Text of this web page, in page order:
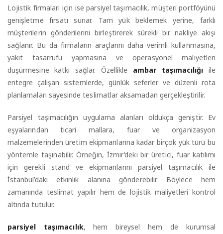
Lojistik firmaları için ise parsiyel taşımacılık, müşteri portföyünü
genişletme fırsatı sunar. Tam yük beklemek yerine, farklı
müşterilerin gönderilerini birleştirerek sürekli bir nakliye akışı
sağlanır. Bu da firmaların araçlarını daha verimli kullanmasına,
yakıt tasarrufu yapmasına ve operasyonel maliyetleri
düşürmesine katkı sağlar. Özellikle ambar taşımacılığı ile
entegre çalışan sistemlerde, günlük seferler ve düzenli rota
planlamaları sayesinde teslimatlar aksamadan gerçekleştirilir.
Parsiyel taşımacılığın uygulama alanları oldukça geniştir. Ev
eşyalarından ticari mallara, fuar ve organizasyon
malzemelerinden üretim ekipmanlarına kadar birçok yük türü bu
yöntemle taşınabilir. Örneğin, İzmir’deki bir üretici, fuar katılımı
için gerekli stand ve ekipmanlarını parsiyel taşımacılık ile
İstanbul’daki etkinlik alanına gönderebilir. Böylece hem
zamanında teslimat yapılır hem de lojistik maliyetleri kontrol
altında tutulur.
parsiyel taşımacılık, hem bireysel hem de kurumsal